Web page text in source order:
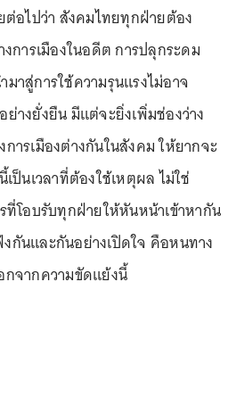
อไปว่า สังคมไทยทุกฝ่ายต้อง
การเมืองในอดีต การปลุกระดม
าสู่การใช้ความรุนแรงไม่อาจ
างยั่งยืน มีแต่จะยิ่งเพิ่มช่องว่าง
ารเมืองต่างกันในสังคม ให้ยากจะ
ป็นเวลาที่ต้องใช้เหตุผล ไม่ใช่
โอบรับทุกฝ่ายให้หันหน้าเข้าหากัน
นและกันอย่างเปิดใจ คือหนทาง
จากความขัดแย้งนี้